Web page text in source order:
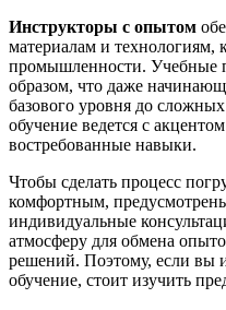
Инструкторы с опытом
материалам и технологиям,
промышленности. Учебные
образом, что даже
базового уровня до
обучение ведется с
востребованные навыки.
Чтобы сделать процесс
комфортным,
индивидуальные
атмосферу для обмена
решений. Поэтому, если вы
обучение, стоит изучить